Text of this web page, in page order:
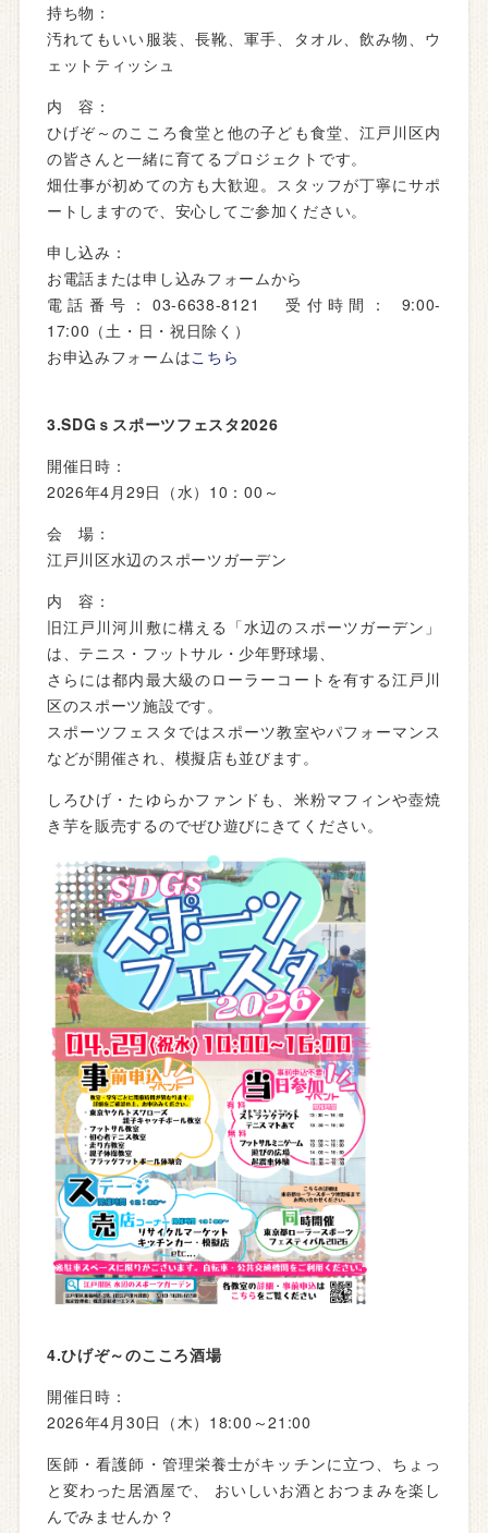
持ち物：
汚れてもいい服装、長靴、軍手、タオル、飲み物、ウ
ェットティッシュ
内 容：
ひげぞ～のこころ食堂と他の子ども食堂、江戸川区内
の皆さんと一緒に育てるプロジェクトです。
畑仕事が初めての方も大歓迎。スタッフが丁寧にサポ
ートしますので、安心してご参加ください。
申し込み：
お電話または申し込みフォームから
電話番号：03-6638-8121 受付時間： 9:00-
17:00（土・日・祝日除く）
お申込みフォームはこちら
3.SDGｓスポーツフェスタ2026
開催日時：
2026年4月29日（水）10：00～
会 場：
江戸川区水辺のスポーツガーデン
内 容：
旧江戸川河川敷に構える「水辺のスポーツガーデン」
は、テニス・フットサル・少年野球場、
さらには都内最大級のローラーコートを有する江戸川
区のスポーツ施設です。
スポーツフェスタではスポーツ教室やパフォーマンス
などが開催され、模擬店も並びます。
しろひげ・たゆらかファンドも、米粉マフィンや壺焼
き芋を販売するのでぜひ遊びにきてください。
4.ひげぞ～のこころ酒場
開催日時：
2026年4月30日（木）18:00～21:00
医師・看護師・管理栄養士がキッチンに立つ、ちょっ
と変わった居酒屋で、 おいしいお酒とおつまみを楽し
んでみませんか？